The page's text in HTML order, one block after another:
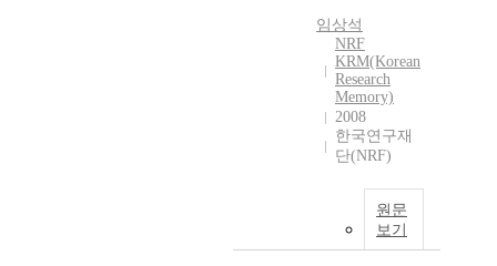
임상석
NRF
KRM(Korean
Research
Memory)
2008
한국연구재
단(NRF)
원문
보기